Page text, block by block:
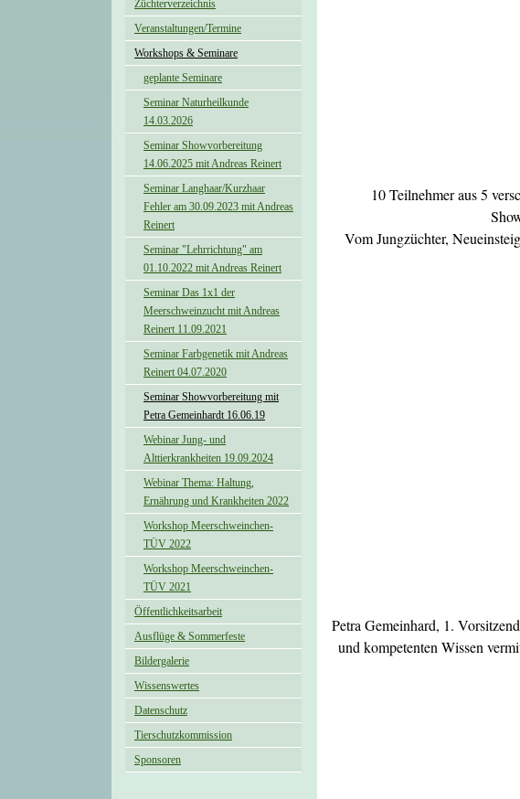
Züchterverzeichnis
Veranstaltungen/Termine
Workshops & Seminare
geplante Seminare
Seminar Naturheilkunde
14.03.2026
Seminar Showvorbereitung
14.06.2025 mit Andreas Reinert
Seminar Langhaar/Kurzhaar
Fehler am 30.09.2023 mit Andreas
Reinert
Seminar "Lehrrichtung" am
01.10.2022 mit Andreas Reinert
Seminar Das 1x1 der
Meerschweinzucht mit Andreas
Reinert 11.09.2021
Seminar Farbgenetik mit Andreas
Reinert 04.07.2020
Seminar Showvorbereitung mit
Petra Gemeinhardt 16.06.19
Webinar Jung- und
Alttierkrankheiten 19.09.2024
Webinar Thema: Haltung,
Ernährung und Krankheiten 2022
Workshop Meerschweinchen-
TÜV 2022
Workshop Meerschweinchen-
TÜV 2021
Öffentlichkeitsarbeit
Ausflüge & Sommerfeste
Bildergalerie
Wissenswertes
Datenschutz
Tierschutzkommission
Sponsoren
10 Teilnehmer aus 5
Vom Jungzüchter,
Petra Gemeinhard, 1.
und kompetenten Wissen